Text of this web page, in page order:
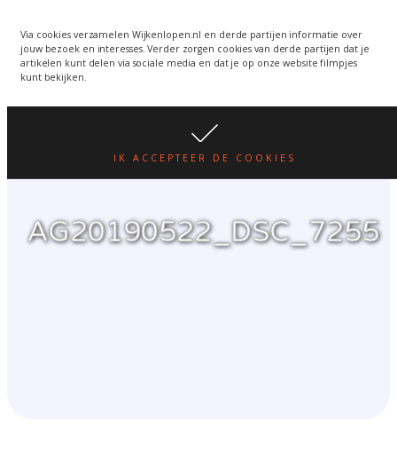
Via cookies verzamelen Wijkenlopen.nl en derde partijen informatie over
jouw bezoek en interesses. Verder zorgen cookies van derde partijen dat je
artikelen kunt delen via sociale media en dat je op onze website filmpjes
kunt bekijken.
IK ACCEPTEER DE COOKIES
wordt een week verplaatst
i.v.m. warmte. lees hier
WIJKENLOPEN.NL
AG20190522_DSC_7255